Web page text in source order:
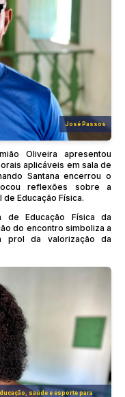
José Passos
Oliveira apresentou
aplicáveis em sala de
Santana encerrou o
reflexões sobre a
Educação Física.
de Educação Física da
do encontro simboliza a
prol da valorização da
saúde e esporte para